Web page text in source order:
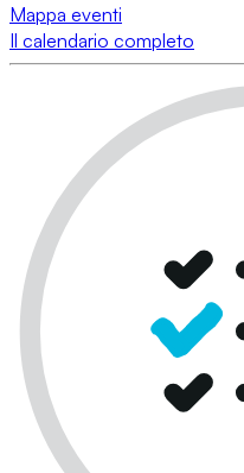
Mappa eventi
Il calendario completo